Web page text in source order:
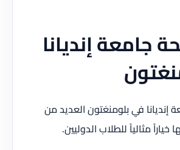
جامعة إنديانا
إنديانا في بلومنغتون العديد من
خياراً مثالياً للطلاب الدوليين.